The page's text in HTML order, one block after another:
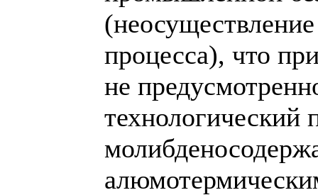
процесса), что
не
технологический